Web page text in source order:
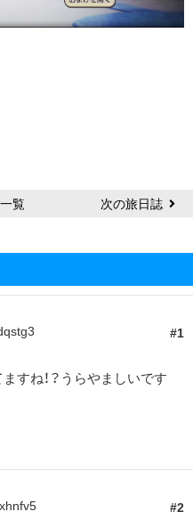
覧 次の旅日誌
1
すね！？うらやましいです
2